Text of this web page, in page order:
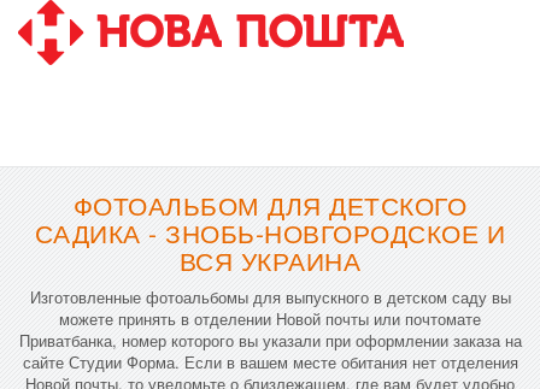
ФОТОАЛЬБОМ ДЛЯ ДЕТСКОГО
САДИКА - ЗНОБЬ-НОВГОРОДСКОЕ И
ВСЯ УКРАИНА
Изготовленные фотоальбомы для выпускного в детском саду вы
можете принять в отделении Новой почты или почтомате
Приватбанка, номер которого вы указали при оформлении заказа на
сайте Студии Форма. Если в вашем месте обитания нет отделения
Новой почты, то уведомьте о близлежащем, где вам будет удобно